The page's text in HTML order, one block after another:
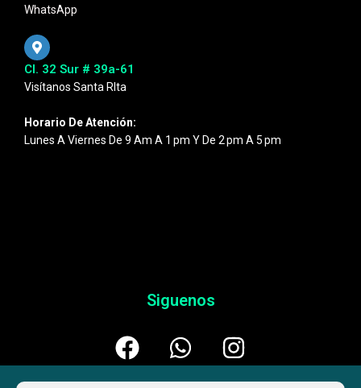
WhatsApp
Cl. 32 Sur # 39a-61
Visítanos Santa RIta
Horario De Atención:
Lunes A Viernes De 9 Am A 1 Pm Y De 2 Pm A 5 Pm
Siguenos